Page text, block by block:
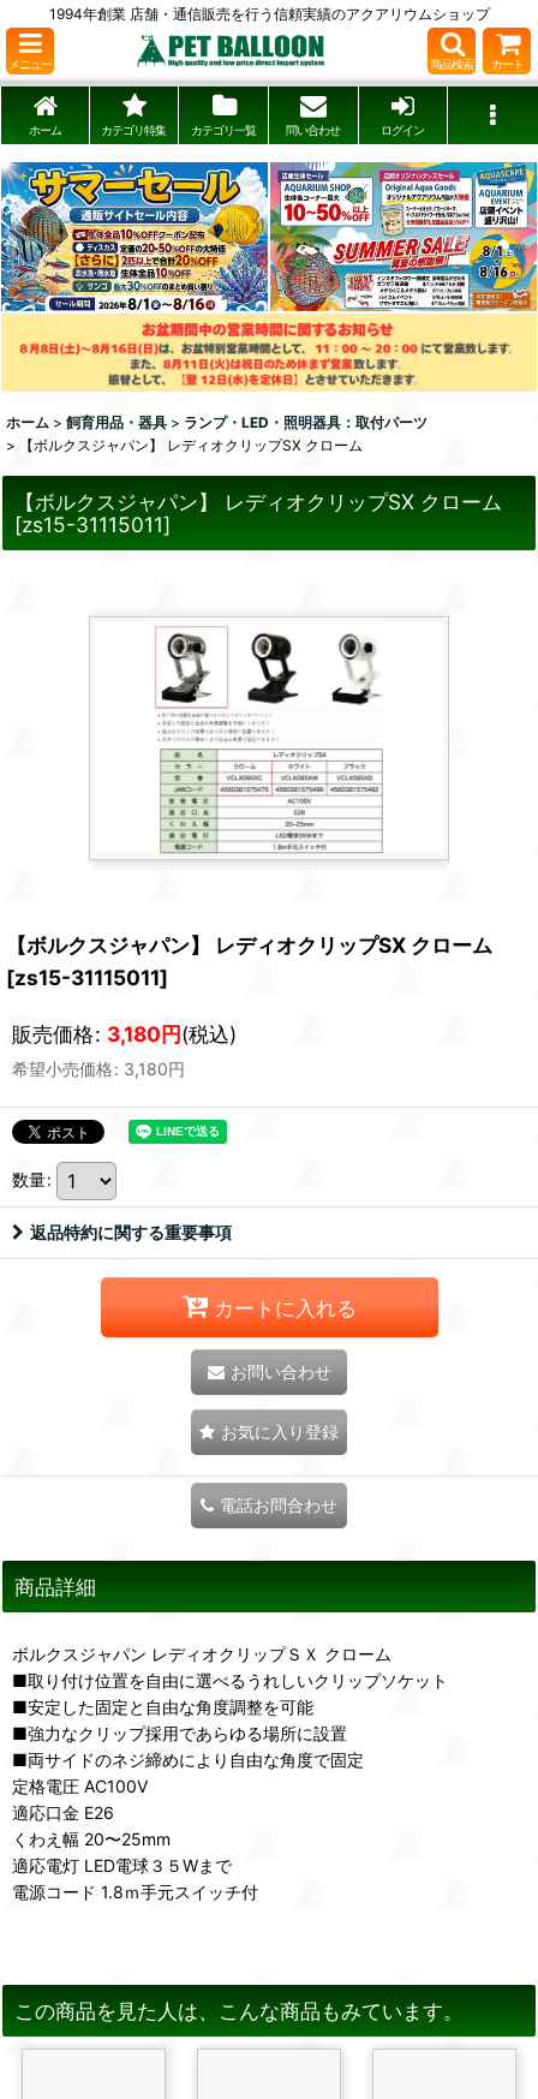
1994年創業 店舗・通信販売を行う信頼実績のアクアリウムショップ
メニュー 商品検索 カート
ホーム カテゴリ特集 カテゴリ一覧 問い合わせ ログイン
ホーム > 飼育用品・器具 > ランプ・LED・照明器具：取付パーツ
>
【ボルクスジャパン】 レディオクリップSX クローム
【ボルクスジャパン】 レディオクリップSX クローム
[zs15-31115011]
【ボルクスジャパン】 レディオクリップSX クローム
[zs15-31115011]
販売価格: 3,180円(税込)
希望小売価格: 3,180円
数量:
返品特約に関する重要事項
カートに入れる
お問い合わせ
お気に入り登録
電話お問合わせ
商品詳細
ボルクスジャパン レディオクリップＳＸ クローム
■取り付け位置を自由に選べるうれしいクリップソケット
■安定した固定と自由な角度調整を可能
■強力なクリップ採用であらゆる場所に設置
■両サイドのネジ締めにより自由な角度で固定
定格電圧 AC100V
適応口金 E26
くわえ幅 20〜25mm
適応電灯 LED電球３５Wまで
電源コード 1.8ｍ手元スイッチ付
この商品を見た人は、こんな商品もみています。